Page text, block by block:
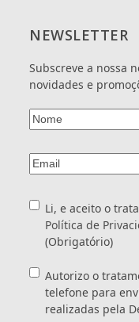
NEWSLETTER
Subscreve a nossa
novidades e
Nome(Obrigatório)
Email(Obrigatório)
Consentimento
Li, e aceito o
Política de
(Obrigatório)
Consentimento
Autorizo o
telefone para
realizadas pela